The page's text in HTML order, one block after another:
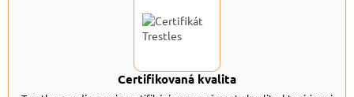
Certifikovaná kvalita